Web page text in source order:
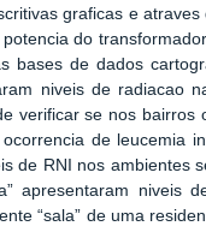
graficas e atraves
do
bases de dados
niveis de radiacao
verificar se nos bairros
de leucemia
de RNI nos ambientes
apresentaram niveis
“sala” de uma